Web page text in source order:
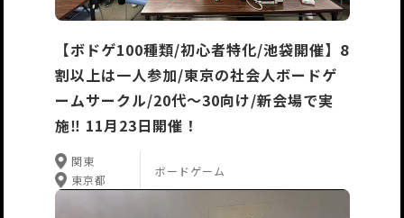
【ボドゲ100種類/初心者特化/池袋開催】8
割以上は一人参加/東京の社会人ボードゲ
ームサークル/20代〜30向け/新会場で実
施‼️ 11月23日開催！
関東
東京都
ボードゲーム